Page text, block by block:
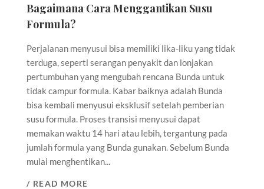
Bagaimana Cara Menggantikan Susu
Formula?
Perjalanan menyusui bisa memiliki lika-liku yang tidak
terduga, seperti serangan penyakit dan lonjakan
pertumbuhan yang mengubah rencana Bunda untuk
tidak campur formula. Kabar baiknya adalah Bunda
bisa kembali menyusui eksklusif setelah pemberian
susu formula. Proses transisi menyusui dapat
memakan waktu 14 hari atau lebih, tergantung pada
jumlah formula yang Bunda gunakan. Sebelum Bunda
mulai menghentikan...
/ READ MORE